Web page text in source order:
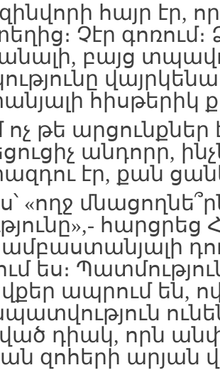
հայր էր,
Չէր գոռում։
բայց
հիսթերիկ
ոչ թե արցունքներ
անդորր,
էր, քան
«ողջ
հարցրեց
ամբաստանյալի
ես։
ապրում են,
դիակ, որն
զոհերի արյան